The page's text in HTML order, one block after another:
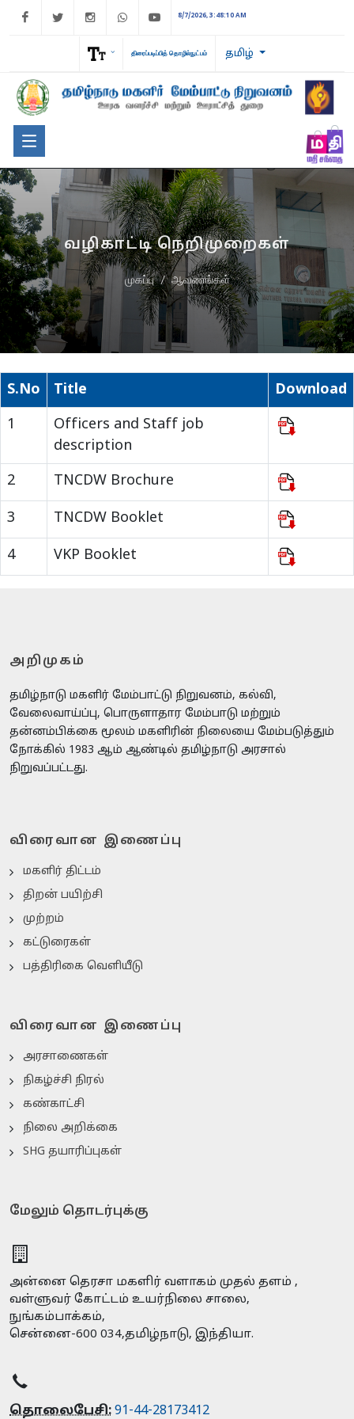
FacebookTwitterInstagramWhatsAppYoutube
8/7/2026, 3:48:10 AM
திரைப்படிப்பித் தொழில்நுட்பம் தமிழ்
வழிகாட்டி நெறிமுறைகள்
முகப்பு ஆவணங்கள்
S.No Title
Download
1
Officers and Staff job
description
2
TNCDW Brochure
3 TNCDW Booklet
4 VKP Booklet
அறிமுகம்
தமிழ்நாடு மகளிர் மேம்பாட்டு நிறுவனம், கல்வி,
வேலைவாய்ப்பு, பொருளாதார மேம்பாடு மற்றும்
தன்னம்பிக்கை மூலம் மகளிரின் நிலையை மேம்படுத்தும்
நோக்கில் 1983 ஆம் ஆண்டில் தமிழ்நாடு அரசால்
நிறுவப்பட்டது.
விரைவான இணைப்பு
மகளிர் திட்டம்
திறன் பயிற்சி
முற்றம்
கட்டுரைகள்
பத்திரிகை வெளியீடு
விரைவான இணைப்பு
அரசாணைகள்
நிகழ்ச்சி நிரல்
கண்காட்சி
நிலை அறிக்கை
SHG தயாரிப்புகள்
மேலும் தொடர்புக்கு
அன்னை தெரசா மகளிர் வளாகம் முதல் தளம் ,
வள்ளுவர் கோட்டம் உயர்நிலை சாலை,
நுங்கம்பாக்கம்,
சென்னை-600 034,தமிழ்நாடு, இந்தியா.
தொலைபேசி: 91-44-28173412